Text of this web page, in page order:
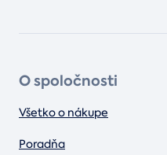
O spoločnosti
Všetko o nákupe
Poradňa